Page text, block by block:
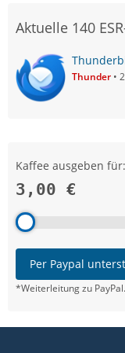
Aktuelle 140
Thunder
Kaffee ausgeben für:
3,00 €
Per Paypal
*Weiterleitung zu